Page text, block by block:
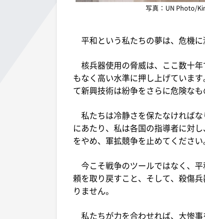
写真：UN Photo/
平和という私たちの夢は、危機に
核兵器使用の脅威は、ここ数十
もなく高い水準に押し上げていま
て新興技術は紛争をさらに危険なも
私たちは冷静さを保たなければな
にあたり、私は各国の指導者に対
をやめ、軍拡競争を止めてください
今こそ戦争のツールではなく、
頼を取り戻すこと、そして、殺傷
りません。
私たちが力を合わせれば、大惨